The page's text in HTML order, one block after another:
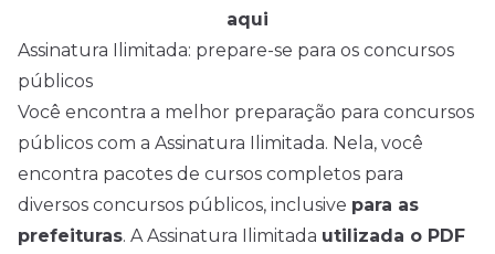
aqui
Assinatura Ilimitada: prepare-se para os concursos
públicos
Você encontra a melhor preparação para concursos
públicos com a Assinatura Ilimitada. Nela, você
encontra pacotes de cursos completos para
diversos concursos públicos, inclusive para as
prefeituras. A Assinatura Ilimitada utilizada o PDF